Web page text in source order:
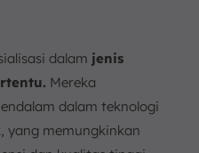
dalam jenis
Mereka
dalam teknologi
yang memungkinkan